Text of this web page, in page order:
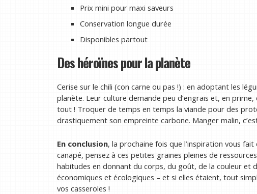
Prix mini pour maxi saveurs
Conservation longue durée
Disponibles partout
Des héroïnes pour la planète
Cerise sur le chili (con carne ou pas !) : en adoptant les
planète. Leur culture demande peu d’engrais et, en
tout ! Troquer de temps en temps la viande pour des
drastiquement son empreinte carbone. Manger malin,
En conclusion, la prochaine fois que l’inspiration vous
canapé, pensez à ces petites graines pleines de
habitudes en donnant du corps, du goût, de la couleur et
économiques et écologiques – et si elles étaient, tout
vos casseroles !